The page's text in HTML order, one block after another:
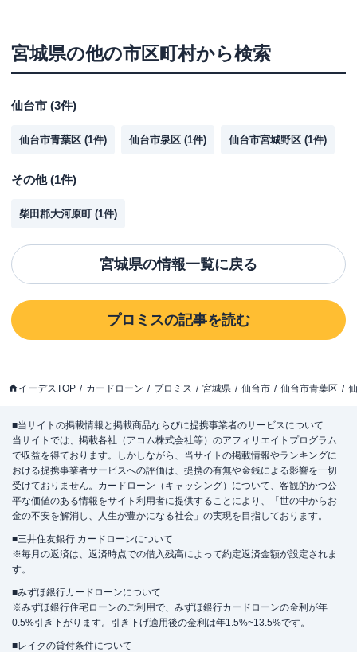
宮城県の他の市区町村から検索
仙台市 (3件)
仙台市青葉区 (1件) 仙台市泉区 (1件) 仙台市宮城野区 (1件)
その他(1件)
柴田郡大河原町 (1件)
宮城県の情報一覧に戻る
プロミスの記事を読む
イーデスTOP カードローン プロミス 宮城県 仙台市 仙台市青葉区
■当サイトの掲載情報と掲載商品ならびに提携事業者のサービスについて
当サイトでは、掲載各社（アコム株式会社等）のアフィリエイトプログラム
で収益を得ております。しかしながら、当サイトの掲載情報やランキングに
おける提携事業者サービスへの評価は、提携の有無や金銭による影響を一切
受けておりません。カードローン（キャッシング）について、客観的かつ公
平な価値のある情報をサイト利用者に提供することにより、「世の中からお
金の不安を解消し、人生が豊かになる社会」の実現を目指しております。
■三井住友銀行 カードローンについて
※毎月の返済は、返済時点での借入残高によって約定返済金額が設定されま
す。
■みずほ銀行カードローンについて
※みずほ銀行住宅ローンのご利用で、みずほ銀行カードローンの金利が年
0.5%引き下がります。引き下げ適用後の金利は年1.5%~13.5%です。
■レイクの貸付条件について